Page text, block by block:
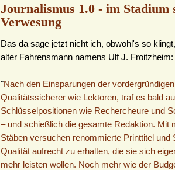
Journalismus 1.0 - im Stadium
Verwesung
Das da sage jetzt nicht ich, obwohl's so
alter Fahrensmann namens Ulf J. Froitzheim:
"Nach den Einsparungen der vordergründigen
Qualitätssicherer wie Lektoren, traf es bald
Schlüsselpositionen wie Rechercheure und
– und schießlich die gesamte Redaktion. Mit
Stäben versuchen renommierte Printtitel und
Qualität aufrecht zu erhalten, die sie sich
mehr leisten wollen. Noch mehr wie der